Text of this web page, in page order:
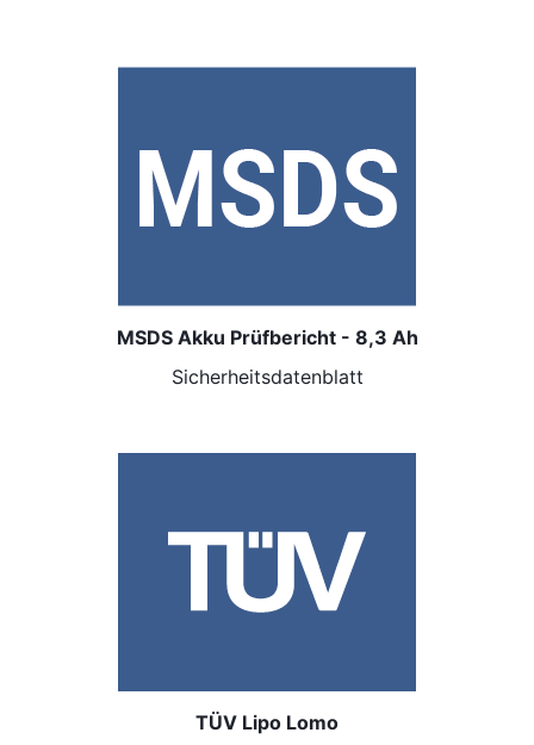
MSDS Akku Prüfbericht - 8,3 Ah
Sicherheitsdatenblatt
TÜV Lipo Lomo